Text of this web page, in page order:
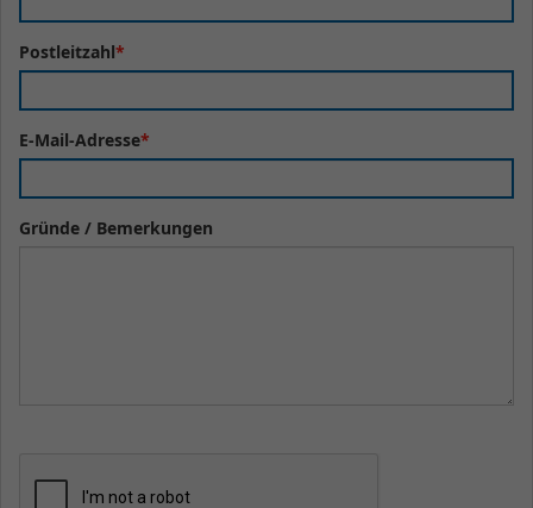
Postleitzahl*
E-Mail-Adresse*
Gründe / Bemerkungen